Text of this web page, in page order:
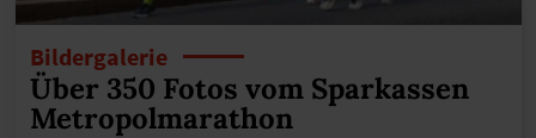
Bildergalerie
Über 350 Fotos vom Sparkassen
Metropolmarathon